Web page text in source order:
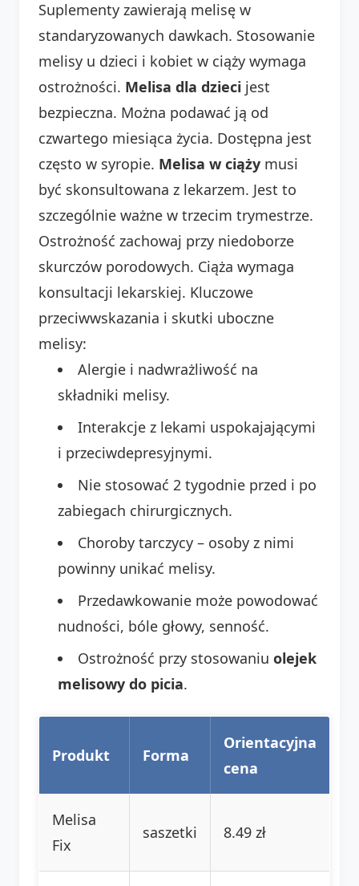
Suplementy zawierają melisę w
standaryzowanych dawkach. Stosowanie
melisy u dzieci i kobiet w ciąży wymaga
ostrożności. Melisa dla dzieci jest
bezpieczna. Można podawać ją od
czwartego miesiąca życia. Dostępna jest
często w syropie. Melisa w ciąży musi
być skonsultowana z lekarzem. Jest to
szczególnie ważne w trzecim trymestrze.
Ostrożność zachowaj przy niedoborze
skurczów porodowych. Ciąża wymaga
konsultacji lekarskiej. Kluczowe
przeciwwskazania i skutki uboczne
melisy:
Alergie i nadwrażliwość na
składniki melisy.
Interakcje z lekami uspokajającymi
i przeciwdepresyjnymi.
Nie stosować 2 tygodnie przed i po
zabiegach chirurgicznych.
Choroby tarczycy – osoby z nimi
powinny unikać melisy.
Przedawkowanie może powodować
nudności, bóle głowy, senność.
Ostrożność przy stosowaniu olejek
melisowy do picia.
Produkt Forma
Orientacyjna
cena
Melisa
Fix
saszetki 8.49 zł